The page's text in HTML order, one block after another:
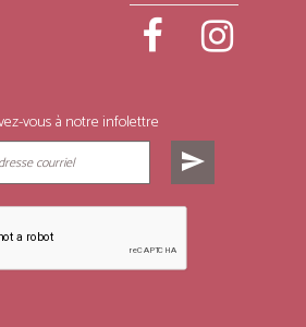
vous à notre infolettre
send